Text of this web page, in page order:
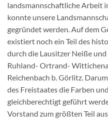
landsmannschaftliche Arbeit
konnte unsere
gegründet werden. Auf dem
existiert noch ein Teil des
durch die Lausitzer Neiße
Ruhland- Ortrand-
Reichenbach b. Görlitz.
des Freistaates die Farben
gleichberechtigt geführt
Vorstand zum größten Teil